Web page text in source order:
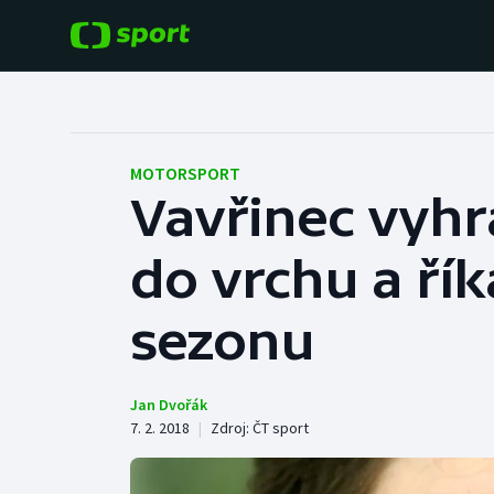
Hokej
Tenis
Baseball a softbal
Basketbal
MOTORSPORT
Vavřinec
do vrchu a
sezonu
Jan Dvořák
7. 2. 2018 | Zdroj: ČT sport